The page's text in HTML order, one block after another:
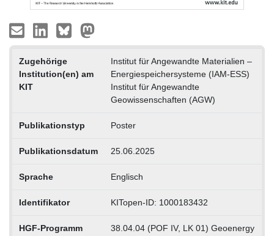
Zugehörige
Institution(en) am
KIT
Institut für Angewandte Materialien –
Energiespeichersysteme (IAM-ESS)
Institut für Angewandte
Geowissenschaften (AGW)
Publikationstyp Poster
Publikationsdatum 25.06.2025
Sprache Englisch
Identifikator KITopen-ID: 1000183432
HGF-Programm 38.04.04 (POF IV, LK 01) Geoenergy